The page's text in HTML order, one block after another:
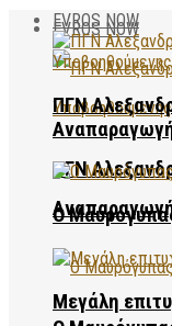
EVROS NOW
ΠΓΝ
EVROS NOW
ΠΓΝ
Ο
Μεγάλη